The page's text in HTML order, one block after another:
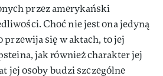
przez amerykański
Choć nie jest ona jedyną
przewija się w aktach, to jej
jak również charakter jej
jej osoby budzi szczególne